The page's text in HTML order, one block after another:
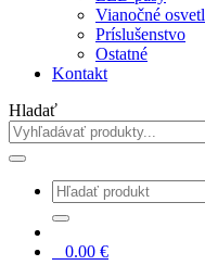
Vianočné
Príslušenstvo
Ostatné
Kontakt
Hladať
0.00 €